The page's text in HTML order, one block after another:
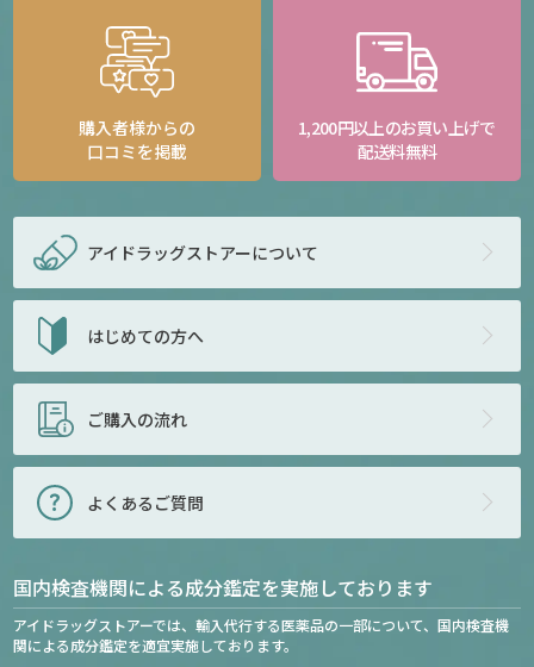
購入者様からの
口コミを掲載
1,200円以上のお買い上げで
配送料無料
アイドラッグストアーについて
はじめての方へ
ご購入の流れ
よくあるご質問
国内検査機関による成分鑑定を実施しております
アイドラッグストアーでは、輸入代行する医薬品の一部について、国内検査機
関による成分鑑定を適宜実施しております。